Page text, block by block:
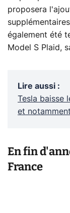
proposera
également été
Model S Plaid,
Lire aussi :
Tesla baisse
et
En fin
France